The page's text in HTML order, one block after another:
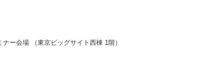
ー会場 （東京ビッグサイト西棟 1階）